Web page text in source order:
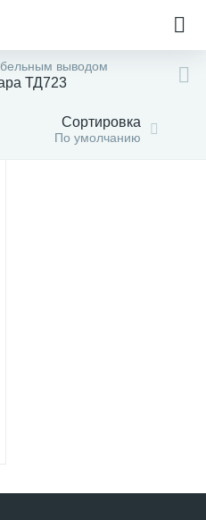
выводом
ТД723
Сортировка
По умолчанию